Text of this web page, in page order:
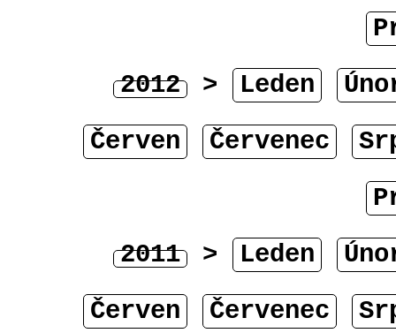
2012 > Leden
Červen
Červenec
2011 > Leden
Červen
Červenec